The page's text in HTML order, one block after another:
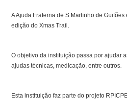
A Ajuda Fraterna de S.Martinho de
edição do Xmas Trail.
O objetivo da instituição passa por ajudar
ajudas técnicas, medicação, entre outros.
Esta instituição faz parte do projeto